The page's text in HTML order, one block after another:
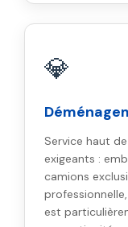
💎
Service haut
exigeants :
camions
est